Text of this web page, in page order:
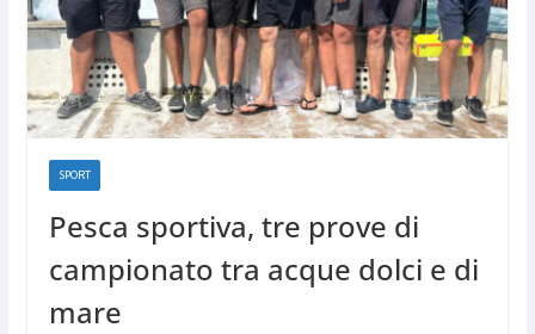
SPORT
Pesca sportiva, tre prove di
campionato tra acque dolci e di
mare